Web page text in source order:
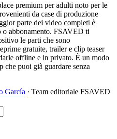
premium per adulti noto per le
da case di produzione
parte dei video completi è
o abbonamento. FSAVED ti
le parti che sono
gratuite, trailer e clip teaser
offline e in privato. È un modo
che puoi già guardare senza
García · Team editoriale FSAVED